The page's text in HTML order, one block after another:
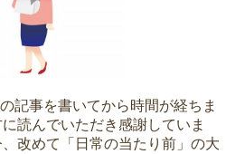
記事を書いてから時間が経ちま
読んでいただき感謝していま
改めて「日常の当たり前」の大